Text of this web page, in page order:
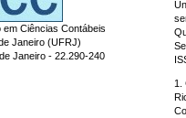
Ciências Contábeis
Janeiro (UFRJ)
Janeiro - 22.290-240
1.